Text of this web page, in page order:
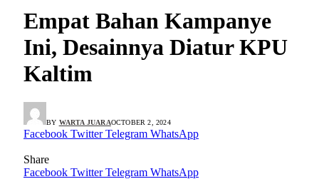
Empat Bahan Kampanye
Ini, Desainnya Diatur KPU
Kaltim
BY WARTA JUARAOCTOBER 2, 2024
Facebook Twitter Telegram WhatsApp
Share
Facebook Twitter Telegram WhatsApp